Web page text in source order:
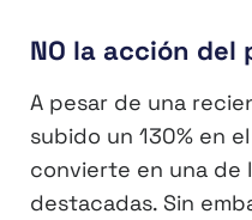
NO la acción del
A pesar de una
subido un 130% en
convierte en una de
destacadas. Sin